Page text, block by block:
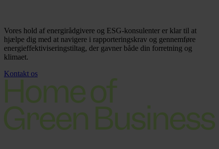
Vores hold af energirådgivere og ESG-konsulenter er klar til at
hjælpe dig med at navigere i rapporteringskrav og gennemføre
energieffektiviseringstiltag, der gavner både din forretning og
klimaet.
Kontakt os